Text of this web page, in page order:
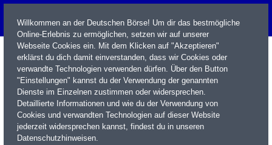
Name / WKN / ISIN / Kürzel
Willkommen an der Deutschen Börse! Um dir das bestmögliche
Online-Erlebnis zu ermöglichen, setzen wir auf unserer
Webseite Cookies ein. Mit dem Klicken auf "Akzeptieren"
erklärst du dich damit einverstanden, dass wir Cookies oder
verwandte Technologien verwenden dürfen. Über den Button
"Einstellungen" kannst du der Verwendung der genannten
Dienste im Einzelnen zustimmen oder widersprechen.
Detaillierte Informationen und wie du der Verwendung von
Cookies und verwandten Technologien auf dieser Website
jederzeit widersprechen kannst, findest du in unseren
Datenschutzhinweisen.